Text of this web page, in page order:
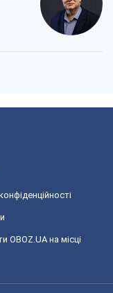
OBOZ.UA на місці